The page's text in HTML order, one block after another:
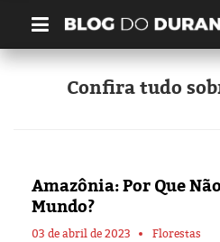
Quem é
Confira tudo
Amazônia: Por Que
Mundo?
03 de abril de 2023 Florestas